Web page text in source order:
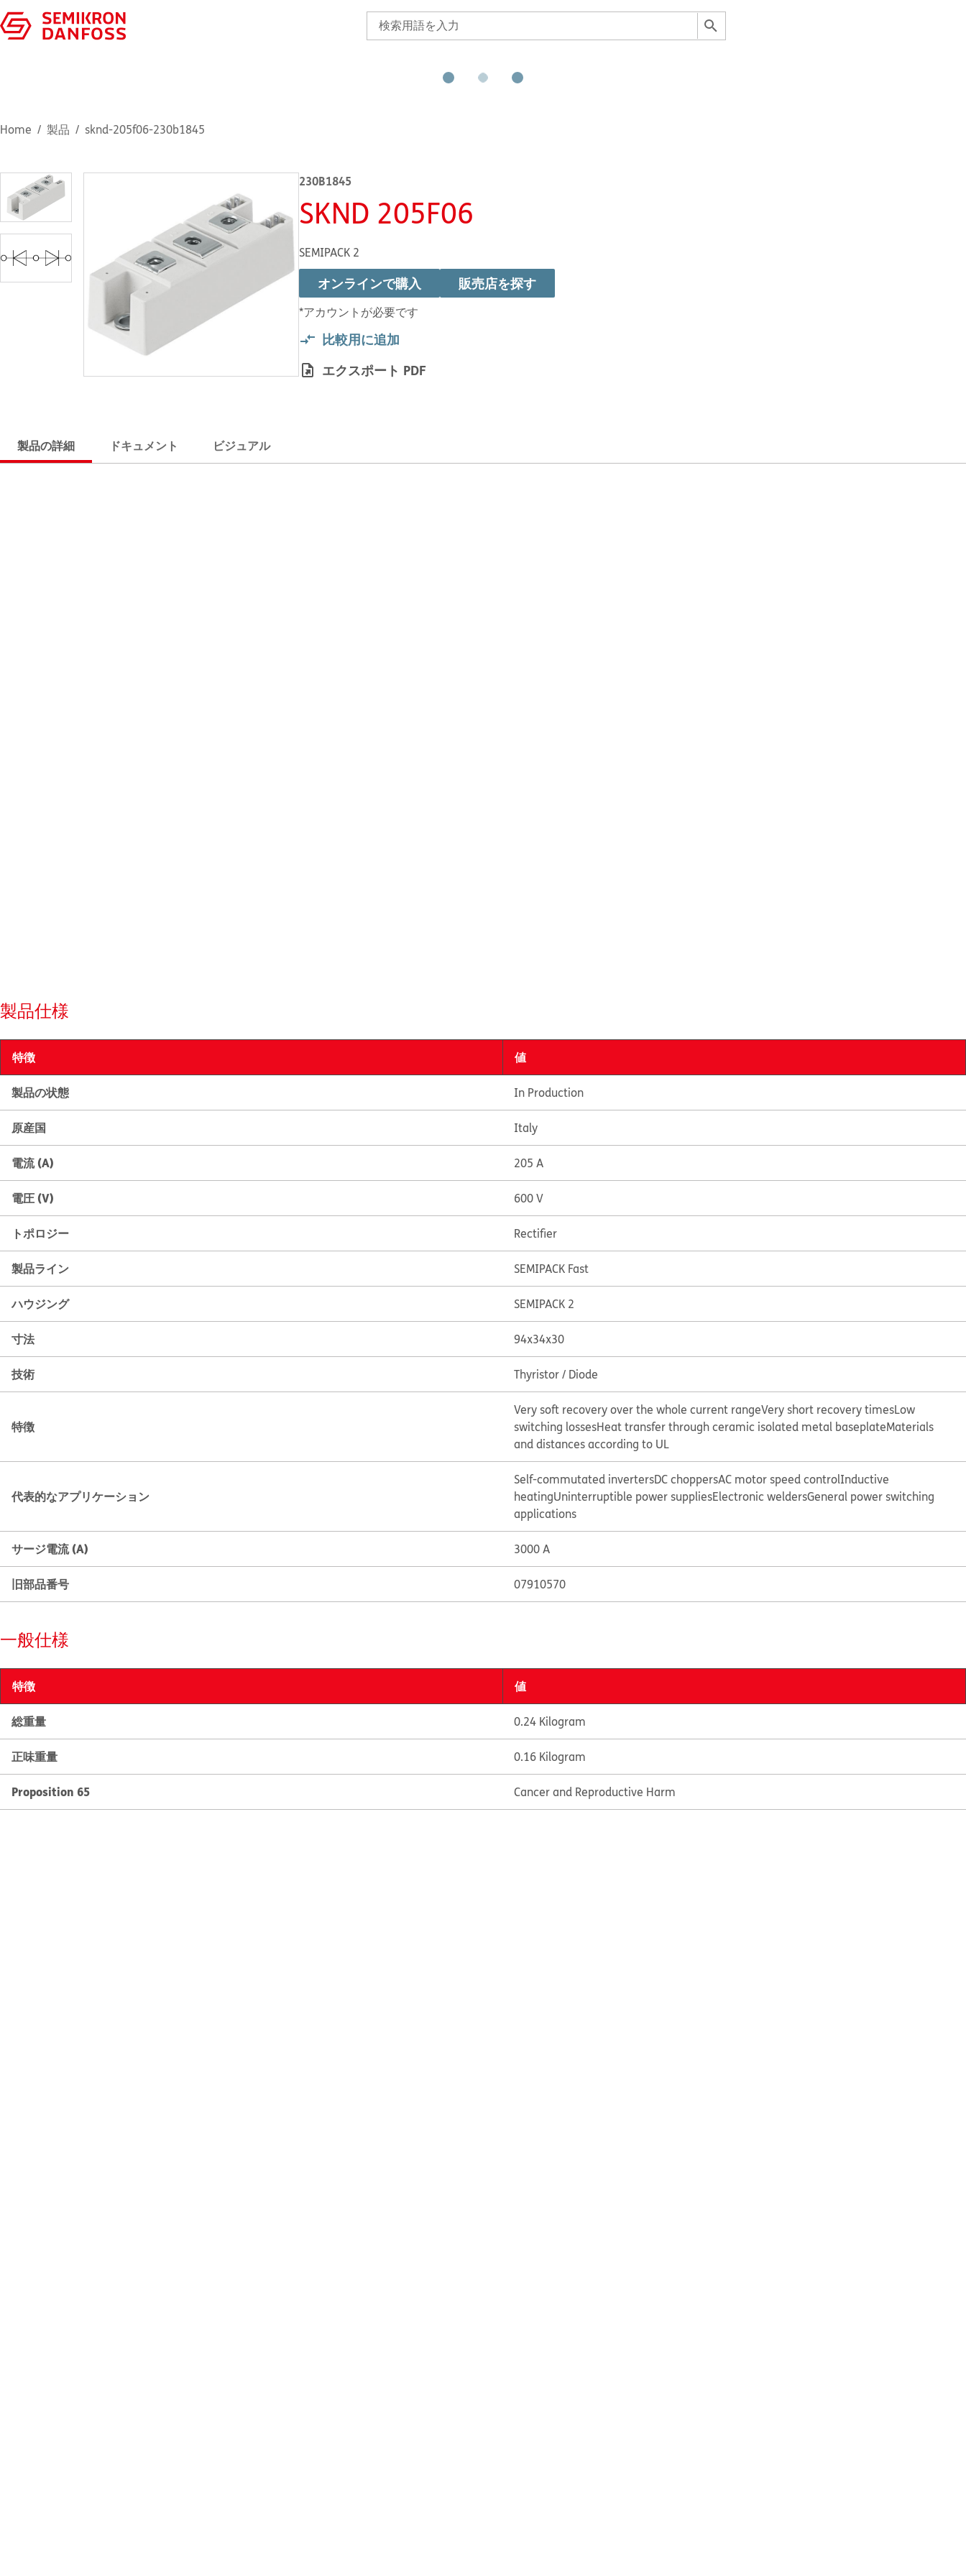
Home 製品 sknd-205f06-230b1845
230B1845
SKND 205F06
SEMIPACK 2
オンラインで購入
*アカウントが必要です
販売店を探す
比較用に追加
エクスポート PDF
製品の詳細 ドキュメント ビジュアル
製品仕様
特徴 値
製品の状態 In Production
原産国 Italy
電流 (A) 205 A
電圧 (V) 600 V
トポロジー Rectifier
製品ライン SEMIPACK Fast
ハウジング SEMIPACK 2
寸法 94x34x30
技術 Thyristor / Diode
特徴
Very soft recovery over the whole current rangeVery short recovery timesLow
switching lossesHeat transfer through ceramic isolated metal baseplateMaterials
and distances according to UL
代表的なアプリケーション
Self-commutated invertersDC choppersAC motor speed controlInductive
heatingUninterruptible power suppliesElectronic weldersGeneral power switching
applications
サージ電流 (A) 3000 A
旧部品番号 07910570
一般仕様
特徴 値
総重量 0.24 Kilogram
正味重量 0.16 Kilogram
Proposition 65 Cancer and Reproductive Harm